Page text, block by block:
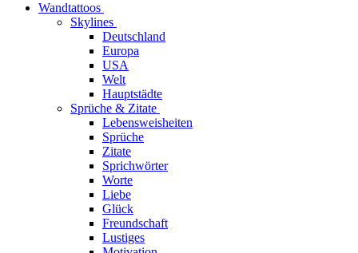
Wandtattoos
Skylines
Deutschland
Europa
USA
Welt
Hauptstädte
Sprüche & Zitate
Lebensweisheiten
Sprüche
Zitate
Sprichwörter
Worte
Liebe
Glück
Freundschaft
Lustiges